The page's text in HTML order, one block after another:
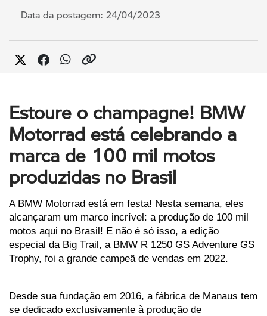
Data da postagem: 24/04/2023
Estoure o champagne! BMW
Motorrad está celebrando a
marca de 100 mil motos
produzidas no Brasil
A BMW Motorrad está em festa! Nesta semana, eles
alcançaram um marco incrível: a produção de 100 mil
motos aqui no Brasil! E não é só isso, a edição
especial da Big Trail, a BMW R 1250 GS Adventure GS
Trophy, foi a grande campeã de vendas em 2022.
Desde sua fundação em 2016, a fábrica de Manaus tem
se dedicado exclusivamente à produção de